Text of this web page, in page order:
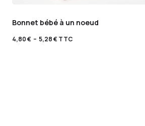
Bonnet bébé à un noeud
4,80€ – 5,28€TTC